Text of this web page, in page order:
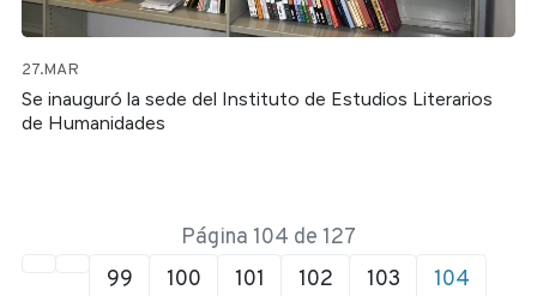
27.MAR
Se inauguró la sede del Instituto de Estudios Literarios
de Humanidades
99 100 101 102 103
104
Página 104 de 127